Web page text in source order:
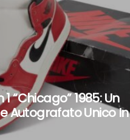
“Chicago” 1985: Un
Autografato Unico In